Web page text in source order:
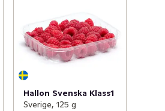
Hallon Svenska Klass1
Sverige, 125 g